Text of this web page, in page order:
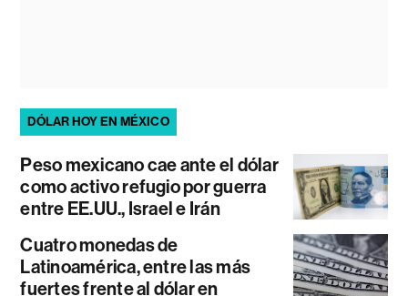
DÓLAR HOY EN MÉXICO
Peso mexicano cae ante el dólar
como activo refugio por guerra
entre EE.UU., Israel e Irán
Cuatro monedas de
Latinoamérica, entre las más
fuertes frente al dólar en